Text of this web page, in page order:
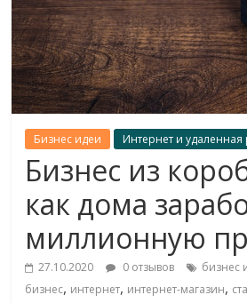
Бизнес идеи Интернет и удаленная
Бизнес из
как дома
миллионную
27.10.2020 0 отзывов бизнес
бизнес, интернет, интернет-магазин,